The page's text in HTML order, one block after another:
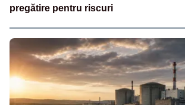
pregătire pentru riscuri